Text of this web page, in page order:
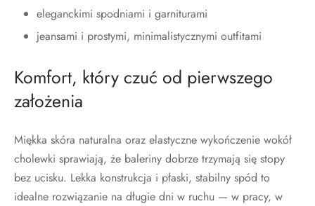
eleganckimi spodniami i garniturami
jeansami i prostymi, minimalistycznymi outfitami
Komfort, który czuć od pierwszego
założenia
Miękka skóra naturalna oraz elastyczne wykończenie wokół
cholewki sprawiają, że baleriny dobrze trzymają się stopy
bez ucisku. Lekka konstrukcja i płaski, stabilny spód to
idealne rozwiązanie na długie dni w ruchu — w pracy, w